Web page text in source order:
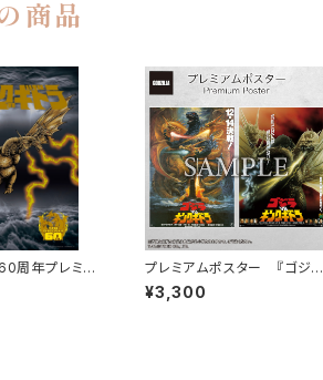
商品
周年プレミア
ジラVSキング
プレミアムポスター 『ゴジラ
VSキングギドラ』set
¥3,300